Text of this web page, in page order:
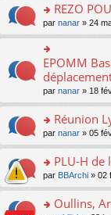
e
nt
u
s
c
nt
lu
le
pl
u
s
ré
e
e
n
o
n
lu
le
pl
u
s
ré
e
s
a
e
n
o
n
pl
u
s
ré
e
le
m
e
s
s
a
g
e
n
o
lu
le
pl
u
s
c
o
n
s
ult
er
le
m
e
s
a
e
n
o
lu
REZO
par nanar » 24
o
n
ult
er
le
m
e
s
a
g
e
EPOMM
par nanar » 18
o
n
ult
er
le
m
Réunion
par nanar » 05
o
n
ult
PLU-H de
par BBArchi » 02
Oullins,